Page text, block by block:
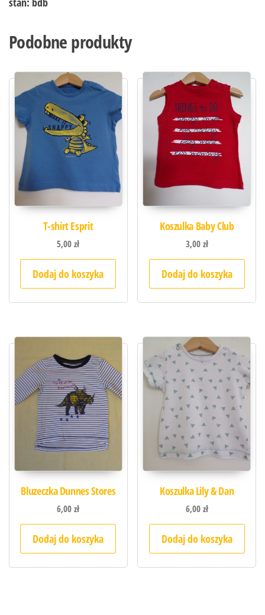
Podobne produkty
T-shirt Esprit
5,00zł
Dodaj do koszyka
Koszulka Baby Club
3,00zł
Dodaj do koszyka
Bluzeczka Dunnes Stores
6,00zł
Dodaj do koszyka
Koszulka Lily & Dan
6,00zł
Dodaj do koszyka